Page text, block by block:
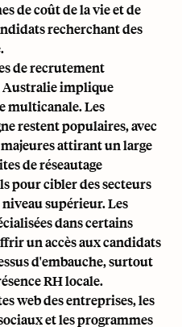
de coût de la vie et de
recherchant des
de recrutement
Australie implique
multicanale. Les
restent populaires, avec
attirant un large
de réseautage
pour cibler des secteurs
niveau supérieur. Les
dans certains
un accès aux candidats
d'embauche, surtout
RH locale.
web des entreprises, les
et les programmes